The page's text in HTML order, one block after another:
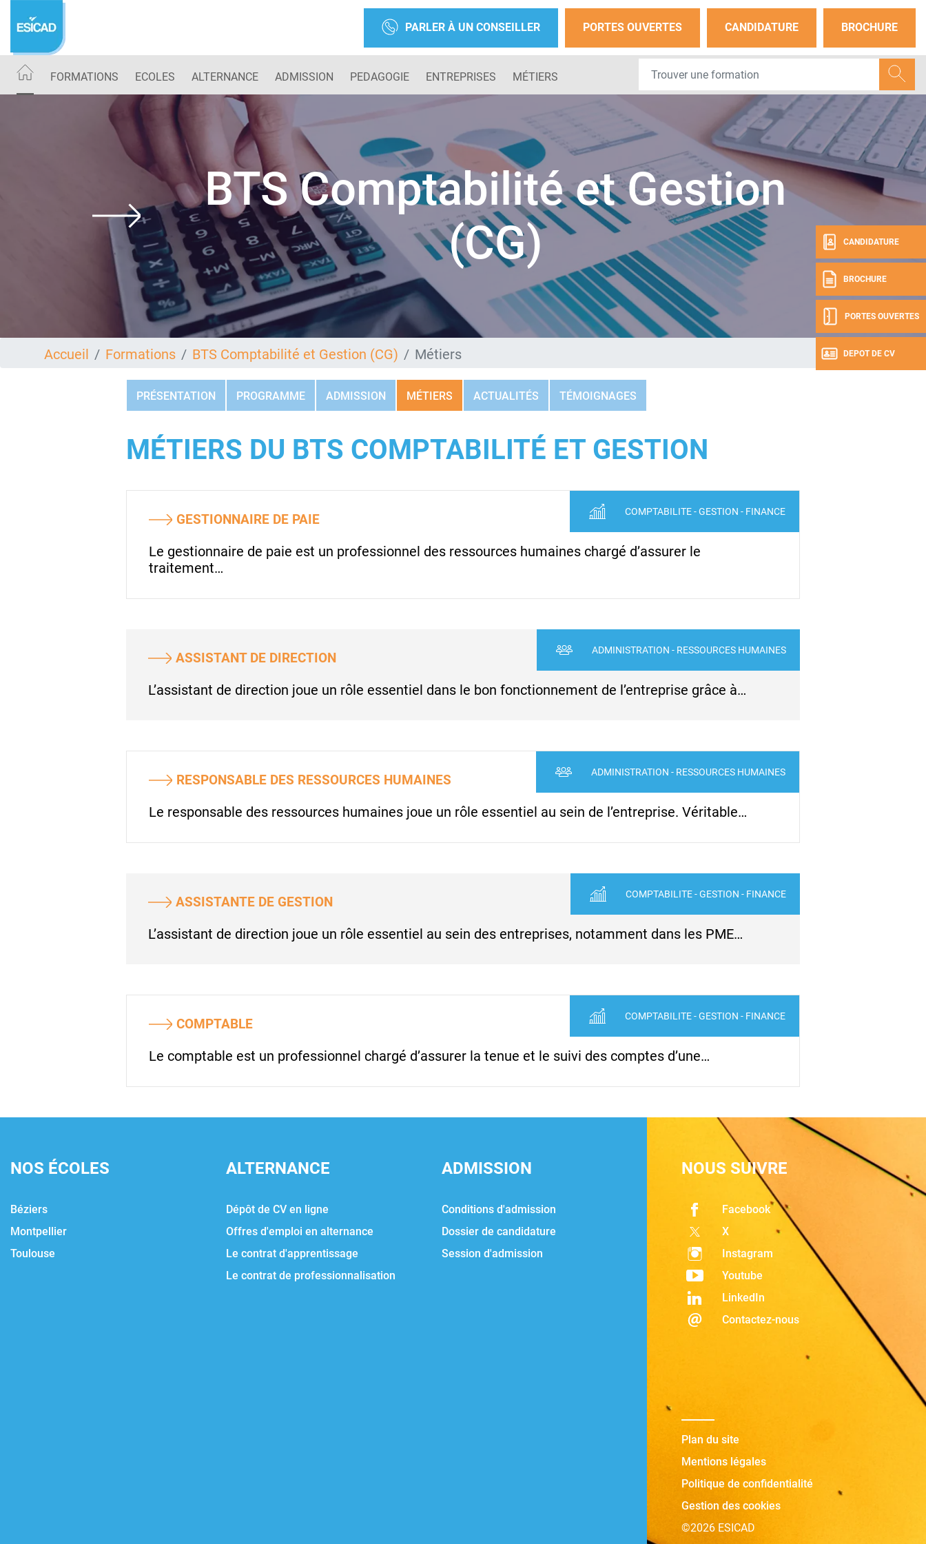
contenu
PARLER À UN CONSEILLER PORTES OUVERTES CANDIDATURE BROCHURE
FORMATIONS ECOLES ALTERNANCE ADMISSION PEDAGOGIE ENTREPRISES MÉTIERS
CANDIDATURE
BROCHURE
PORTES OUVERTES
DEPOT DE CV
BTS Comptabilité et Gestion
(CG)
Accueil Formations BTS Comptabilité et Gestion (CG) Métiers
PRÉSENTATION PROGRAMME ADMISSION MÉTIERS ACTUALITÉS TÉMOIGNAGES
MÉTIERS DU BTS COMPTABILITÉ ET GESTION
GESTIONNAIRE DE PAIE COMPTABILITE - GESTION - FINANCE
Le gestionnaire de paie est un professionnel des ressources humaines chargé d’assurer le
traitement…
ASSISTANT DE DIRECTION ADMINISTRATION - RESSOURCES HUMAINES
L’assistant de direction joue un rôle essentiel dans le bon fonctionnement de l’entreprise grâce à…
RESPONSABLE DES RESSOURCES HUMAINES ADMINISTRATION - RESSOURCES HUMAINES
Le responsable des ressources humaines joue un rôle essentiel au sein de l’entreprise. Véritable…
ASSISTANTE DE GESTION COMPTABILITE - GESTION - FINANCE
L’assistant de direction joue un rôle essentiel au sein des entreprises, notamment dans les PME…
COMPTABLE COMPTABILITE - GESTION - FINANCE
Le comptable est un professionnel chargé d’assurer la tenue et le suivi des comptes d’une…
NOS ÉCOLES
Béziers
Montpellier
Toulouse
ALTERNANCE
Dépôt de CV en ligne
Offres d'emploi en alternance
Le contrat d'apprentissage
Le contrat de professionnalisation
ADMISSION
Conditions d'admission
Dossier de candidature
Session d'admission
NOUS SUIVRE
Facebook
X
Instagram
Youtube
LinkedIn
Contactez-nous
Plan du site
Mentions légales
Politique de confidentialité
Gestion des cookies
©2026 ESICAD